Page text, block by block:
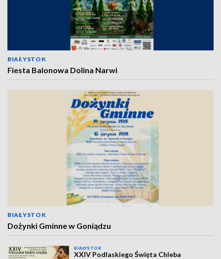
BIAŁYSTOK
Fiesta Balonowa Dolina Narwi
BIAŁYSTOK
Dożynki Gminne w Goniądzu
BIAŁYSTOK
XXIV Podlaskiego Święta Chleba